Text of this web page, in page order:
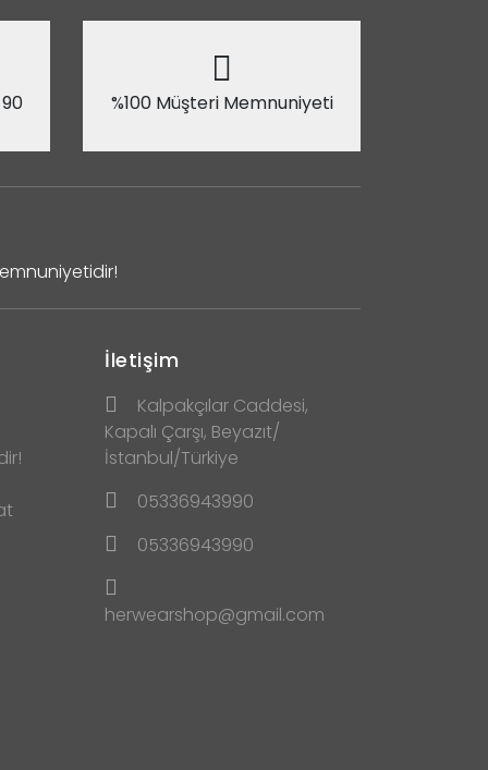
%100 Müşteri Memnuniyeti
İletişim
Kalpakçılar Caddesi,
Kapalı Çarşı, Beyazıt/
İstanbul/Türkiye
05336943990
05336943990
herwearshop@gmail.com